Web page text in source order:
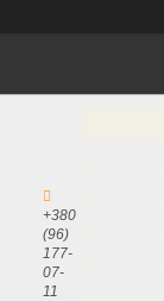
+380
(96)
177-
07-
11